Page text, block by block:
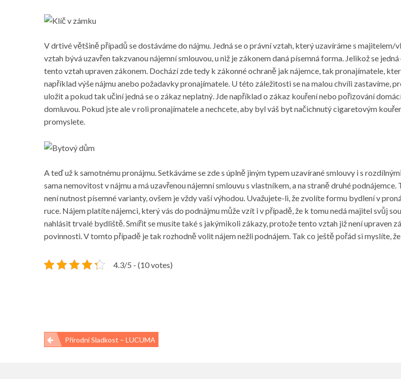
V drtivé většině případů se dostáváme do nájmu. Jedná se o právní vztah, který uzavíráme s
vztah bývá uzavřen takzvanou nájemní smlouvou, u niž je zákonem daná písemná forma. Jelikož se
tento vztah upraven zákonem. Dochází zde tedy k zákonné ochraně jak nájemce, tak pronajímatele,
například výše nájmu anebo požadavky pronajímatele. U této záležitosti se na malou chvíli zastavíme,
uložit a pokud tak učiní jedná se o zákaz neplatný. Jde například o zákaz kouření nebo pořizování
domluvou. Pokud jste ale v roli pronajímatele a nechcete, aby byl váš byt načichnutý cigaretovým
promyslete.
A teď už k samotnému pronájmu. Setkáváme se zde s úplně jiným typem uzavírané smlouvy i s
sama nemovitost v nájmu a má uzavřenou nájemní smlouvu s vlastníkem, a na straně druhé
není nutnost písemné varianty, ovšem je vždy vaší výhodou. Uvažujete-li, že zvolíte formu bydlení v
ruce. Nájem platíte nájemci, který vás do podnájmu může vzít i v případě, že k tomu nedá majitel svůj
nahlásit trvalé bydliště. Smířit se musíte také s jakýmikoli zákazy, protože tento vztah již není upraven
povinnosti. V tomto případě je tak rozhodně volit nájem nežli podnájem. Tak co ještě pořád si myslíte,
4.3/5 - (10 votes)
Navigace
Přírodní Sladkost – LUCUMA